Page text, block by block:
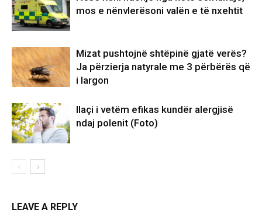
mos e nënvlerësoni valën e të nxehtit
Mizat pushtojnë shtëpinë gjatë verës?
Ja përzierja natyrale me 3 përbërës që
i largon
Ilaçi i vetëm efikas kundër alergjisë
ndaj polenit (Foto)
LEAVE A REPLY